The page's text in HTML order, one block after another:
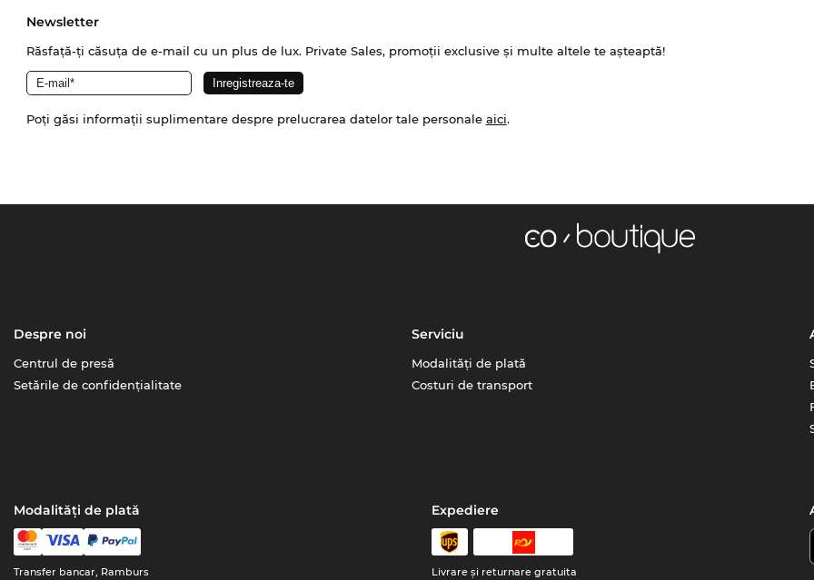
Newsletter
Răsfață-ți căsuța de e-mail cu un plus de lux. Private Sales, promoții exclusive și multe altele te așteaptă!
Poți găsi informații suplimentare despre prelucrarea datelor tale personale aici.
Despre noi
Centrul de presă
Setările de confidențialitate
Serviciu
Modalități de plată
Costuri de transport
Modalități de plată
Transfer bancar, Ramburs
Expediere
Livrare şi returnare gratuita